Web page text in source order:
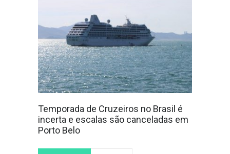
Temporada de Cruzeiros no Brasil é
incerta e escalas são canceladas em
Porto Belo